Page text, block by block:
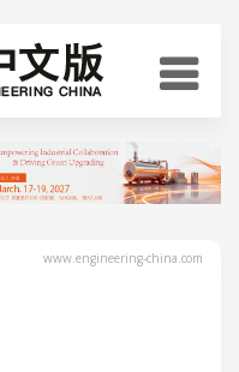
www.engineering-china.com